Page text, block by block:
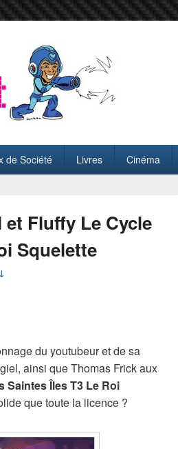
de Société Livres Cinéma
Fluffy Le Cycle
Squelette
du youtubeur et de sa
ainsi que Thomas Frick aux
Saintes Îles T3 Le Roi
que toute la licence ?